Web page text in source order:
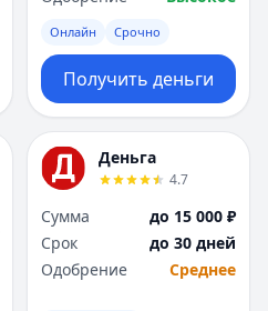
Онлайн Срочно
Получить деньги
Деньга
4.7
Сумма
до 15 000 ₽
Срок
до 30 дней
Одобрение
Среднее